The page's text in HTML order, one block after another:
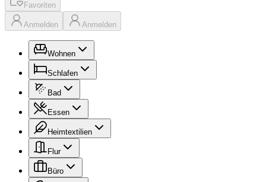
Favoriten
Anmelden Anmelden
Wohnen
Schlafen
Bad
Essen
Heimtextilien
Flur
Büro